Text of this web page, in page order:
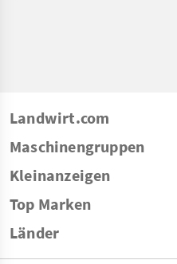
Landwirt.com
Maschinengruppen
Kleinanzeigen
Top Marken
Länder